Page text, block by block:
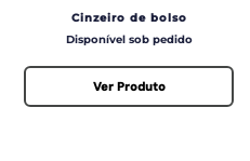
Cinzeiro de bolso
Preço
Disponível sob pedido
Ver Produto